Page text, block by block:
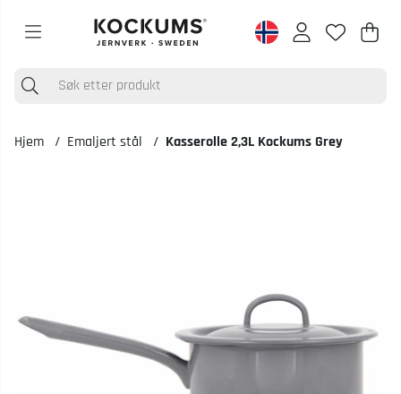
.
Hjem Emaljert stål Kasserolle 2,3L Kockums Grey